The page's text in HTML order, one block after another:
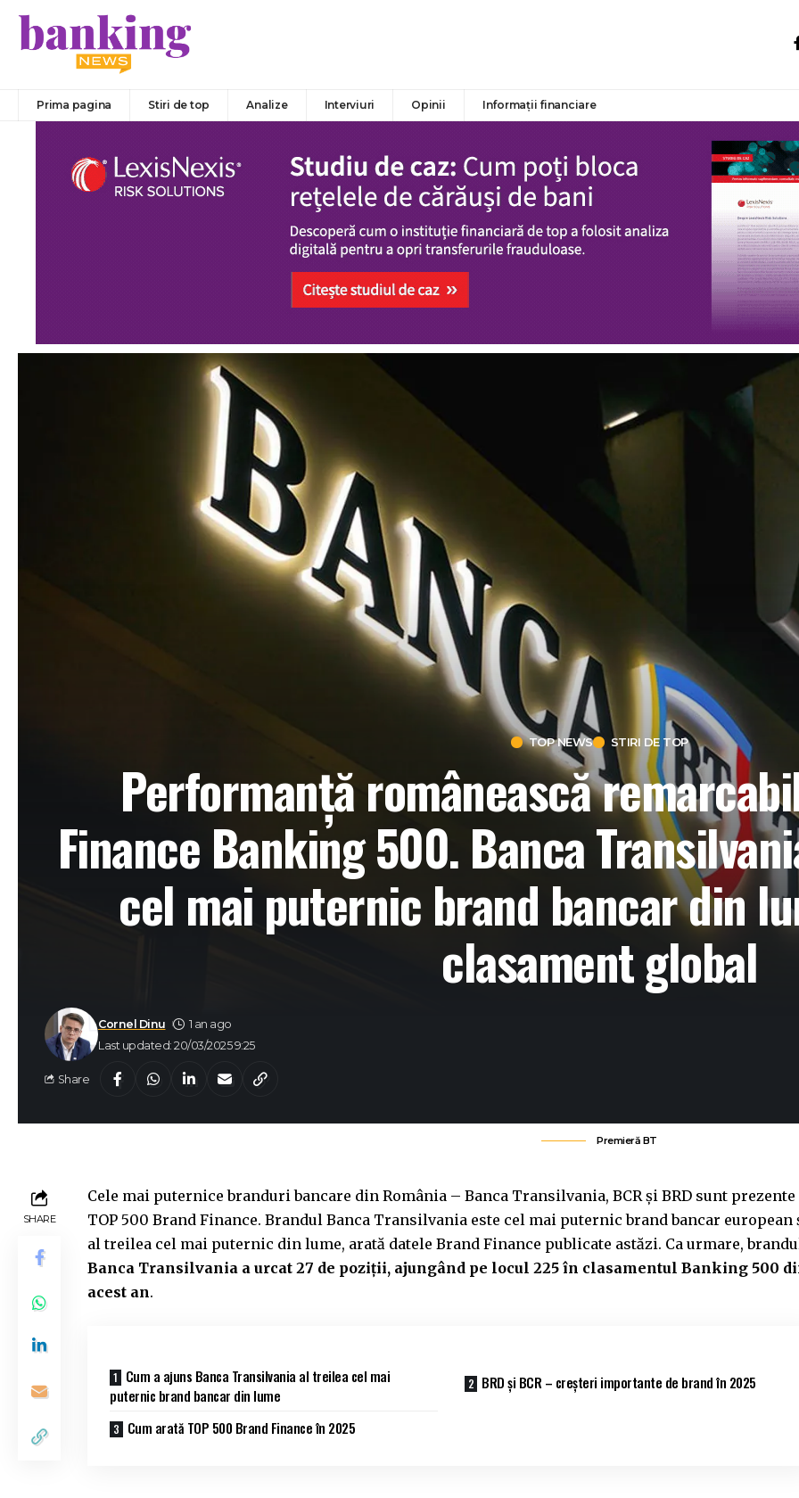
Prima pagina Stiri de top Analize Interviuri Opinii Informații financiare
TOP NEWS STIRI DE TOP
Performanță românească
Finance Banking 500. Banca
cel mai puternic brand bancar din
clasament global
Last updated: 20/03/2025 9:25
Cornel Dinu 1 an ago
Share
Premieră BT
SHARE
Cele mai puternice branduri bancare din România – Banca Transilvania, BCR și BRD sunt
TOP 500 Brand Finance. Brandul Banca Transilvania este cel mai puternic brand bancar european
al treilea cel mai puternic din lume, arată datele Brand Finance publicate astăzi. Ca urmare,
Banca Transilvania a urcat 27 de poziții, ajungând pe locul 225 în clasamentul Banking 500
acest an.
Cum a ajuns Banca Transilvania al treilea cel mai
puternic brand bancar din lume
BRD și BCR – creșteri importante de brand în 2025
Cum arată TOP 500 Brand Finance în 2025